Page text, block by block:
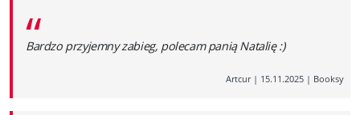
“
Bardzo przyjemny zabieg, polecam panią Natalię :)
Artcur| 15.11.2025 | Booksy